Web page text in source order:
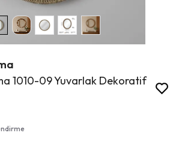
1010-09 Yuvarlak Dekoratif